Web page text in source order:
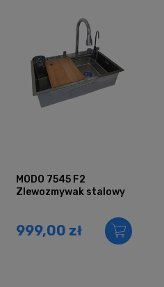
MODO 7545 F2
Zlewozmywak stalowy
999,00 zł